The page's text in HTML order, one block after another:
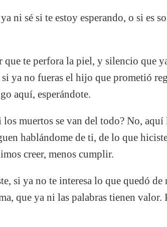
ni sé si te estoy esperando, o si es
te perfora la piel, y silencio que
ya no fueras el hijo que prometió
aquí, esperándote.
muertos se van del todo? No, aquí
hablándome de ti, de lo que
creer, menos cumplir.
si ya no te interesa lo que quedó de
que ya ni las palabras tienen